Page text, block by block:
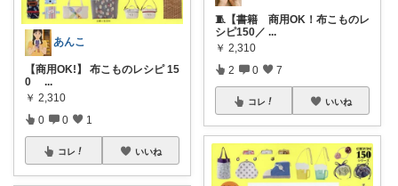
あんこ
【商用OK!】 布こものレシピ 15
0
...
￥ 2,310
0 0 1
コレ いいね
🧵【書籍 商用OK！布こものレ
シピ150／ ...
￥ 2,310
2 0 7
コレ いいね